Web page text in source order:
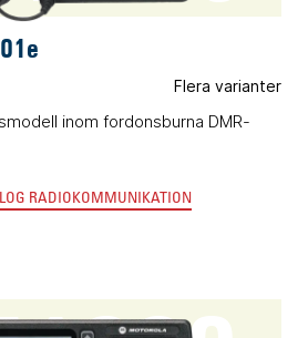
Flera varianter
inom fordonsburna DMR-
RADIOKOMMUNIKATION